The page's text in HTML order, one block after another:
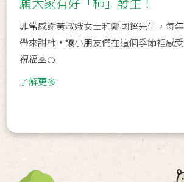
願大家有好「柿」發生！
非常感謝黃淑娥女士和鄭國鏗先生，每
帶來甜柿，讓小朋友們在這個季節裡感
祝福🙏🍊
了解更多